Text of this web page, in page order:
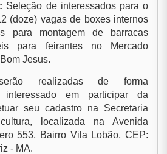
: Seleção de interessados para o
(doze) vagas de boxes internos
para montagem de barracas
para feirantes no Mercado
Jesus.
realizadas de forma
em participar da
seu cadastro na Secretaria
localizada na Avenida
553, Bairro Vila Lobão, CEP:
- MA.